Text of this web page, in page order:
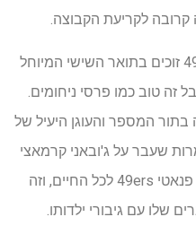
קרובה לקריעת הקבוצה.
אוהדי סן פראן קיוו לראות את 49ers זוכים בתואר השישי המיוחל
הביתי בסופרבול 2026, אבל זה טוב כמו פרסי ניחומים.
המספר והעוגן היעיל של
שעבר על ג'ובאני קרמאצי
בדראפט ה-NFL 2000, הוא נשאר פנאטי 49ers לכל החיים, וזה
שלו עם גיבורי ילדותו.